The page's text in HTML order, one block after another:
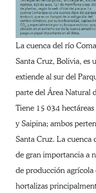
La cuenca del río
Santa Cruz, Bolivia, es
extiende al sur del
parte del Área Natural
Tiene 15 034
y Saipina; ambos
Santa Cruz. La cuenca
de gran importancia a
de producción agrícola
hortalizas